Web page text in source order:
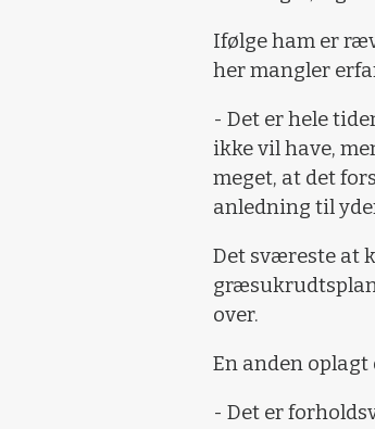
Ifølge ham er
her mangler
- Det er hele
ikke vil have,
meget, at det
anledning til
Det sværeste at
over.
En anden
- Det er